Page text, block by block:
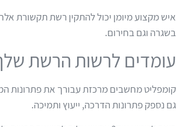
איש מקצוע מיומן יכול להתקין רשת תקשורת
בשגרה וגם בחירום.
עומדים לרשות הרשת
קומפליט מחשבים מרכזת עבורך את פתרונות
גם נספק פתרונות הדרכה, ייעוץ ותמיכה.